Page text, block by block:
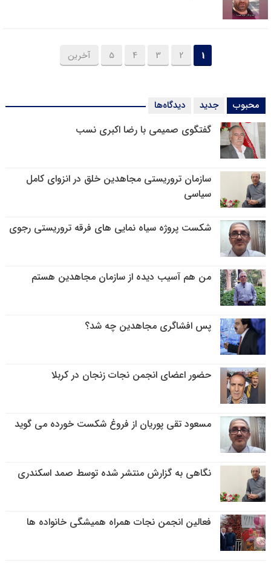
1
2
3
4
5 آخرین
محبوب جدید دیدگاه‌ها
گفتگوی صمیمی با رضا اکبری نسب
سازمان تروریستی مجاهدین خلق در انزوای کامل
سیاسی
شکست پروژه سیاه نمایی های فرقه تروریستی رجوی
من هم آسیب دیده از سازمان مجاهدین هستم
پس افشاگری مجاهدین چه شد؟
حضور اعضای انجمن نجات زنجان در کربلا
مسعود تقی پوریان از فروغ شکست خورده می گوید
نگاهی به گزارش منتشر شده توسط صمد اسکندری
فعالین انجمن نجات همراه همیشگی خانواده ها